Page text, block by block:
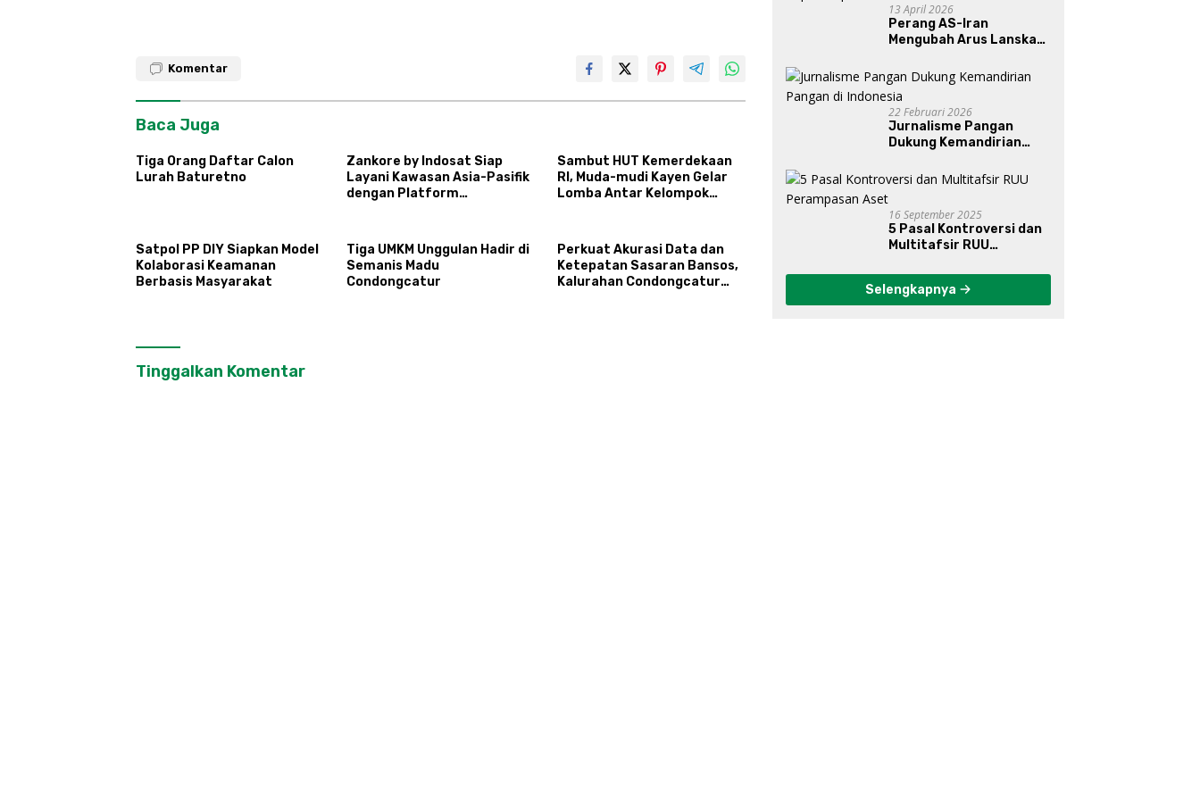
Komentar
Baca Juga
Tiga Orang Daftar Calon
Lurah Baturetno
Zankore by Indosat Siap
Layani Kawasan Asia-Pasifik
dengan Platform
Sambut HUT Kemerdekaan
RI, Muda-mudi Kayen Gelar
Lomba Antar Kelompok
Satpol PP DIY Siapkan Model
Kolaborasi Keamanan
Berbasis Masyarakat
Tiga UMKM Unggulan Hadir di
Semanis Madu
Condongcatur
Perkuat Akurasi Data dan
Ketepatan Sasaran Bansos,
Kalurahan Condongcatur
Tinggalkan Komentar
13 April 2026
Perang AS-Iran
Mengubah Arus Lanskap
Bawah Kepemimpinan
Prabowo-Gibran?
22 Februari 2026
Jurnalisme Pangan
Dukung Kemandirian
16 September 2025
5 Pasal Kontroversi dan
Multitafsir RUU
Selengkapnya